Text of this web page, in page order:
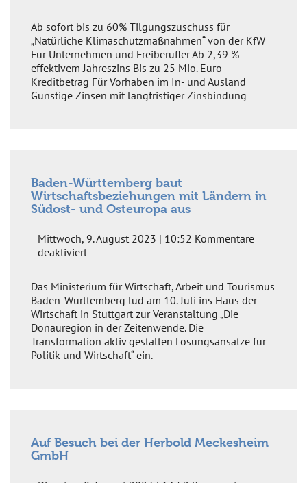
Umweltprogramm
–
Umwelt
schützen
und
Ressourcen
Ab sofort bis zu 60% Tilgungszuschuss für
„Natürliche Klimaschutzmaßnahmen“ von der KfW
Für Unternehmen und Freiberufler Ab 2,39 %
effektivem Jahreszins Bis zu 25 Mio. Euro
Kreditbetrag Für Vorhaben im In- und Ausland
Günstige Zinsen mit langfristiger Zinsbindung
Baden-Württemberg baut
Wirtschaftsbeziehungen mit Ländern in
Südost- und Osteuropa aus
Mittwoch, 9. August 2023 | 10:52 Kommentare
deaktiviertfür
baut
Wirtschaftsbeziehungen
mit
Ländern
in
Südost-
Das Ministerium für Wirtschaft, Arbeit und Tourismus
Baden-Württemberg lud am 10. Juli ins Haus der
Wirtschaft in Stuttgart zur Veranstaltung „Die
Donauregion in der Zeitenwende. Die
Transformation aktiv gestalten Lösungsansätze für
Politik und Wirtschaft“ ein.
Auf Besuch bei der Herbold Meckesheim
GmbH